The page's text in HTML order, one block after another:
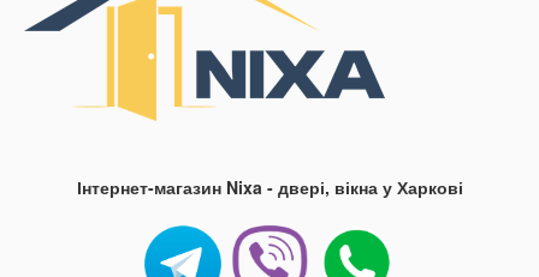
Інтернет-магазин Nixa - двері, вікна у Харкові